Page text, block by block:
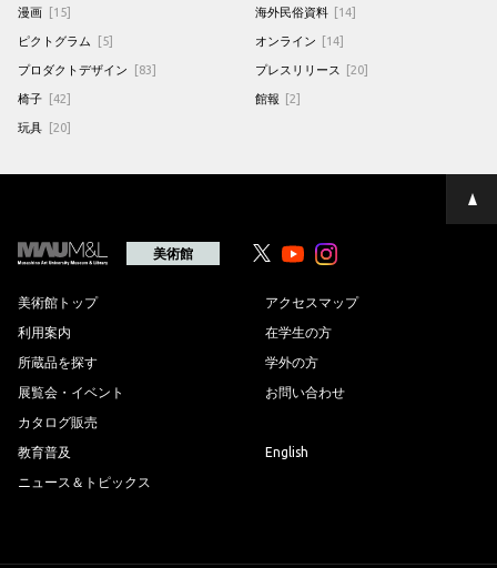
漫画 [15]
ピクトグラム [5]
プロダクトデザイン [83]
椅子 [42]
玩具 [20]
海外民俗資料 [14]
オンライン [14]
プレスリリース [20]
館報 [2]
ペ
ー
美術館 YoutubeYoutube
美術館トップ
利用案内
所蔵品を探す
展覧会・イベント
カタログ販売
教育普及
ニュース＆トピックス
アクセスマップ
在学生の方
学外の方
お問い合わせ
English